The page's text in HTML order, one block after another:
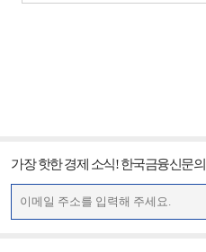
가장 핫한 경제 소식! 한국금융신문의